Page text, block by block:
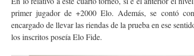
primer jugador de +2000 Elo. Además, se contó
encargado de llevar las riendas de la prueba en ese
los inscritos poseía Elo Fide.